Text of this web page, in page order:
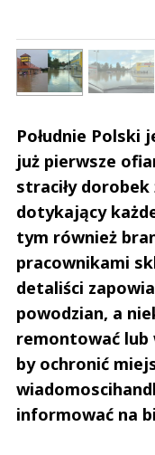
Południe Polski
już pierwsze
straciły
dotykający
tym również
pracownikami
detaliści
powodzian, a
remontować lub
by ochronić
informować na